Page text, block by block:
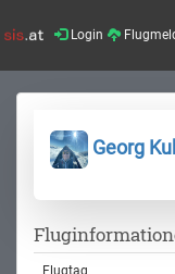
Login
Georg
Flugtag